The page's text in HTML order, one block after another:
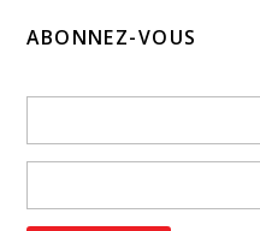
ABONNEZ-VOUS